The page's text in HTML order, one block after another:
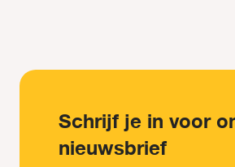
Schrijf je in voor
nieuwsbrief